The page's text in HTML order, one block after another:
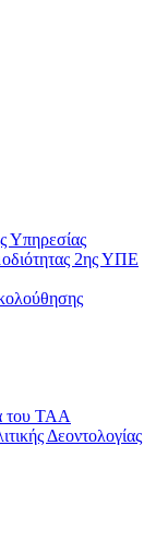
Υπηρεσίας
2ης ΥΠΕ
του ΤΑΑ
Δεοντολογίας